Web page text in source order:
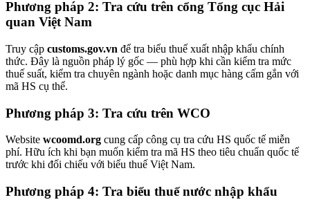
Phương pháp 2: Tra cứu trên cổng Tổng cục Hải
quan Việt Nam
Truy cập customs.gov.vn để tra biểu thuế xuất nhập khẩu chính
thức. Đây là nguồn pháp lý gốc — phù hợp khi cần kiểm tra mức
thuế suất, kiểm tra chuyên ngành hoặc danh mục hàng cấm gắn với
mã HS cụ thể.
Phương pháp 3: Tra cứu trên WCO
Website wcoomd.org cung cấp công cụ tra cứu HS quốc tế miễn
phí. Hữu ích khi bạn muốn kiểm tra mã HS theo tiêu chuẩn quốc tế
trước khi đối chiếu với biểu thuế Việt Nam.
Phương pháp 4: Tra biểu thuế nước nhập khẩu